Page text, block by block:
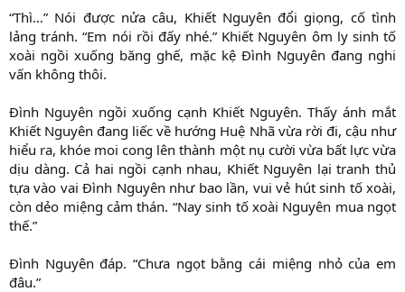
“Thì…” Nói được nửa câu, Khiết Nguyên đổi giọng, cố tình
lảng tránh. “Em nói rồi đấy nhé.” Khiết Nguyên ôm ly sinh tố
xoài ngồi xuống băng ghế, mặc kệ Đình Nguyên đang nghi
vấn không thôi.
Đình Nguyên ngồi xuống cạnh Khiết Nguyên. Thấy ánh mắt
Khiết Nguyên đang liếc về hướng Huệ Nhã vừa rời đi, cậu như
hiểu ra, khóe moi cong lên thành một nụ cười vừa bất lực vừa
dịu dàng. Cả hai ngồi cạnh nhau, Khiết Nguyên lại tranh thủ
tựa vào vai Đình Nguyên như bao lần, vui vẻ hút sinh tố xoài,
còn dẻo miệng cảm thán. “Nay sinh tố xoài Nguyên mua ngọt
thế.”
Đình Nguyên đáp. “Chưa ngọt bằng cái miệng nhỏ của em
đâu.”